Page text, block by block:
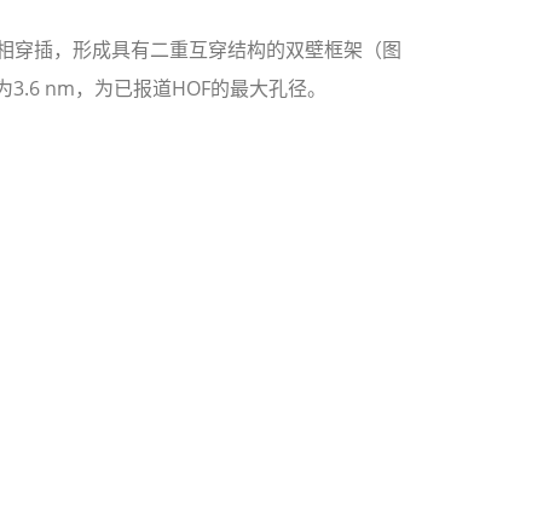
插，形成具有二重互穿结构的双壁框架（图
nm，为已报道HOF的最大孔径。